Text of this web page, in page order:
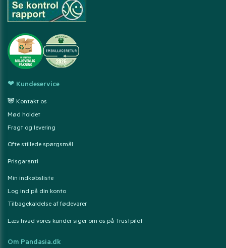
❤ Kundeservice
🐼 Kontakt os
Mød holdet
Fragt og levering
Ofte stillede spørgsmål
Prisgaranti
Min indkøbsliste
Log ind på din konto
Tilbagekaldelse af fødevarer
Læs hvad vores kunder siger om os på Trustpilot
Om Pandasia.dk